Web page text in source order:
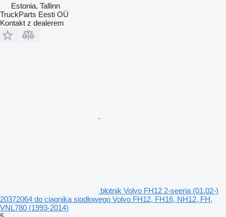
Estonia, Tallinn
TruckParts Eesti OÜ
Kontakt z dealerem
błotnik Volvo FH12 2-seeria (01.02-)
20372064 do ciągnika siodłowego Volvo FH12, FH16, NH12, FH,
VNL780 (1993-2014)